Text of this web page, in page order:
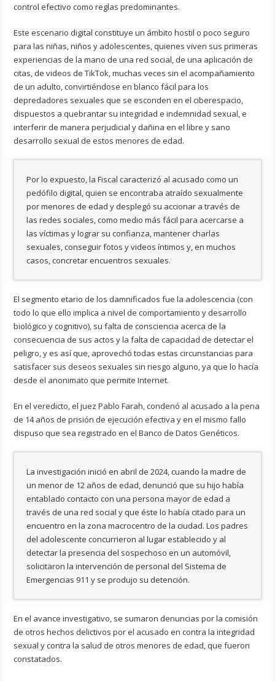
control efectivo como reglas predominantes.
Este escenario digital constituye un ámbito hostil o poco seguro
para las niñas, niños y adolescentes, quienes viven sus primeras
experiencias de la mano de una red social, de una aplicación de
citas, de videos de TikTok, muchas veces sin el acompañamiento
de un adulto, convirtiéndose en blanco fácil para los
depredadores sexuales que se esconden en el ciberespacio,
dispuestos a quebrantar su integridad e indemnidad sexual, e
interferir de manera perjudicial y dañina en el libre y sano
desarrollo sexual de estos menores de edad.
Por lo expuesto, la Fiscal caracterizó al acusado como un
pedófilo digital, quien se encontraba atraído sexualmente
por menores de edad y desplegó su accionar a través de
las redes sociales, como medio más fácil para acercarse a
las víctimas y lograr su confianza, mantener charlas
sexuales, conseguir fotos y videos íntimos y, en muchos
casos, concretar encuentros sexuales.
El segmento etario de los damnificados fue la adolescencia (con
todo lo que ello implica a nivel de comportamiento y desarrollo
biológico y cognitivo), su falta de consciencia acerca de la
consecuencia de sus actos y la falta de capacidad de detectar el
peligro, y es así que, aprovechó todas estas circunstancias para
satisfacer sus deseos sexuales sin riesgo alguno, ya que lo hacía
desde el anonimato que permite Internet.
En el veredicto, el juez Pablo Farah, condenó al acusado a la pena
de 14 años de prisión de ejecución efectiva y en el mismo fallo
dispuso que sea registrado en el Banco de Datos Genéticos.
La investigación inició en abril de 2024, cuando la madre de
un menor de 12 años de edad, denunció que su hijo había
entablado contacto con una persona mayor de edad a
través de una red social y que éste lo había citado para un
encuentro en la zona macrocentro de la ciudad. Los padres
del adolescente concurrieron al lugar establecido y al
detectar la presencia del sospechoso en un automóvil,
solicitaron la intervención de personal del Sistema de
Emergencias 911 y se produjo su detención.
En el avance investigativo, se sumaron denuncias por la comisión
de otros hechos delictivos por el acusado en contra la integridad
sexual y contra la salud de otros menores de edad, que fueron
constatados.